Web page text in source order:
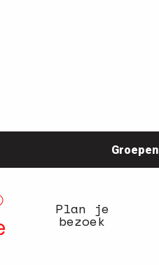
Groepen
Plan je
bezoek